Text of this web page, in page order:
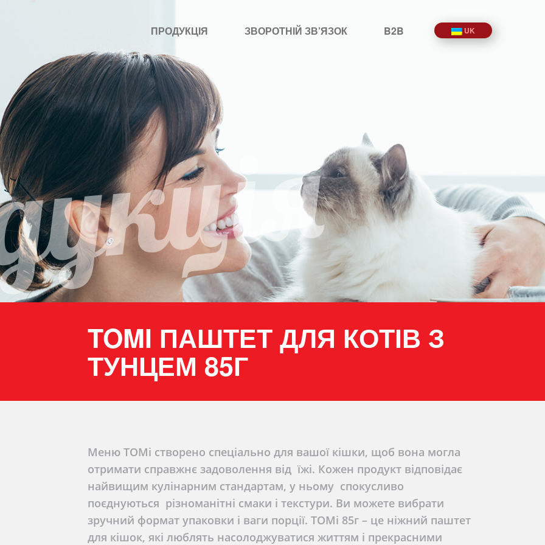
ПРОДУКЦІЯ ЗВОРОТНІЙ ЗВ’ЯЗОК B2B UK
TOMI ПАШТЕТ ДЛЯ КОТІВ З
ТУНЦЕМ 85Г
Меню TOMi створено спеціально для вашої кішки, щоб вона могла
отримати справжнє задоволення від їжі. Кожен продукт відповідає
найвищим кулінарним стандартам, у ньому спокусливо
поєднуються різноманітні смаки і текстури. Ви можете вибрати
зручний формат упаковки і ваги порції. TOMi 85г – це ніжний паштет
для кішок, які люблять насолоджуватися життям і прекрасними